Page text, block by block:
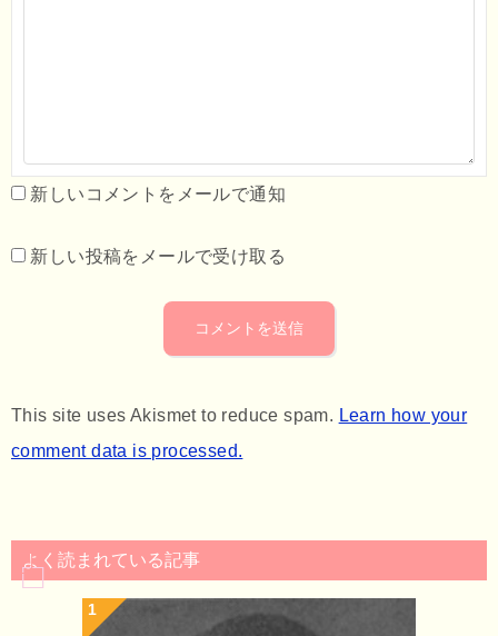
新しいコメントをメールで通知
新しい投稿をメールで受け取る
This site uses Akismet to reduce spam. Learn how your
comment data is processed.
よく読まれている記事